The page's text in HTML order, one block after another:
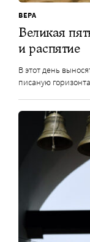
ВЕРА
Великая
и распятие
В этот день
писаную